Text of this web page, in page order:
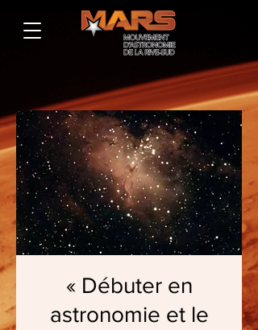
« Débuter en
astronomie et le